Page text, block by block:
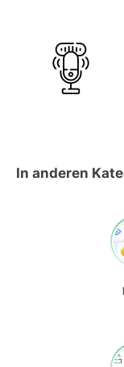
In anderen